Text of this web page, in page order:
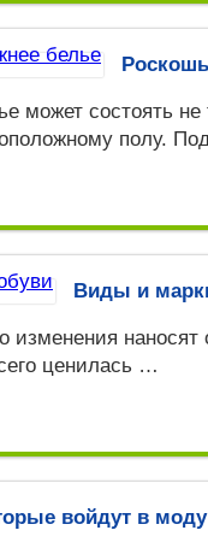
может состоять
полу.
Виды и
наносят
ценилась …
войдут в